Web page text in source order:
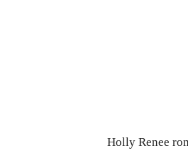
Holly Renee